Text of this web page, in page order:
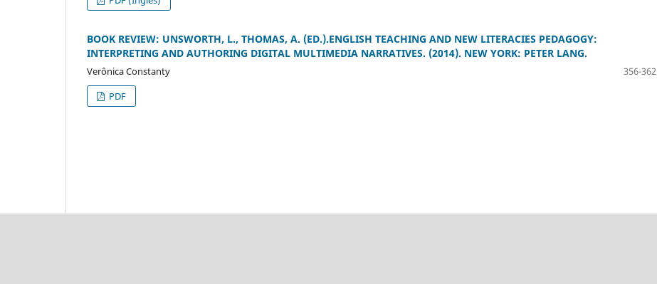
BOOK REVIEW: UNSWORTH, L., THOMAS, A. (ED.).ENGLISH TEACHING AND NEW LITERACIES PEDAGOGY:
INTERPRETING AND AUTHORING DIGITAL MULTIMEDIA NARRATIVES. (2014). NEW YORK: PETER LANG.
Verônica Constanty
356-362
PDF